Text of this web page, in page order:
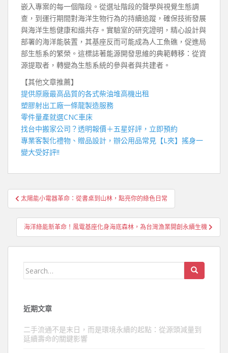
嵌入專案的每一個階段。從選址階段的聲學與視覺生態調
查，到運行期間對海洋生物行為的持續追蹤，確保技術發展
與海洋生態健康和諧共存。實驗室的研究證明，精心設計與
部署的海洋能裝置，其基座反而可能成為人工魚礁，促進局
部生態系的繁榮。這標誌著能源開發思維的典範轉移：從資
源提取者，轉變為生態系統的參與者與共建者。
【其他文章推薦】
提供原廠最高品質的各式柴油堆高機出租
塑膠射出工廠一條龍製造服務
零件量產就選CNC車床
找台中搬家公司 ？透明報價＋五星好評，立即預約
專業客製化禮物、贈品設計，辦公用品常見【L夾】搖身一
變大受好評!!
文
章
導
覽
太陽能小電器革命：從書桌到山林，點亮你的綠色日常
海洋綠能新革命！風電基座化身海底森林，為台灣漁業開創永續生機
Search
近期文章
二手流通不是末日，而是環境永續的起點：從源頭減量到
延續壽命的關鍵影響